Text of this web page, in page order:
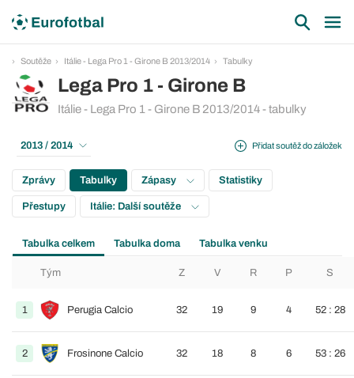
Soutěže Itálie - Lega Pro 1 - Girone B 2013/2014 Tabulky
Lega Pro 1 - Girone B
Itálie - Lega Pro 1 - Girone B 2013/2014 - tabulky
Přidat soutěž do záložek
2013 / 2014
Zprávy Tabulky Zápasy Statistiky
Přestupy Itálie: Další soutěže
Tabulka celkem Tabulka doma Tabulka venku
Tým Z V R P S
1 Perugia Calcio 32 19 9 4 52 : 28
2 Frosinone Calcio 32 18 8 6 53 : 26